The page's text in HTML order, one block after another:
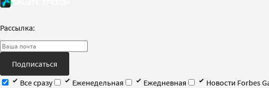
Рассылка:
Подписаться
Все сразу
Еженедельная Ежедневная
Новости Forbes